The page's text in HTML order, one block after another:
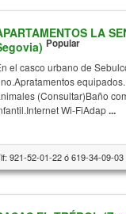
LA
Popular
el casco urbano de
(Consultar)Baño
Wi-FiAdap...
921-52-01-22 ó 619-34-09-03